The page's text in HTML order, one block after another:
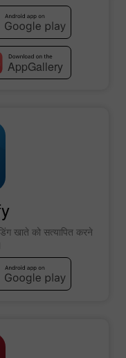
खाते को सत्यापित करने